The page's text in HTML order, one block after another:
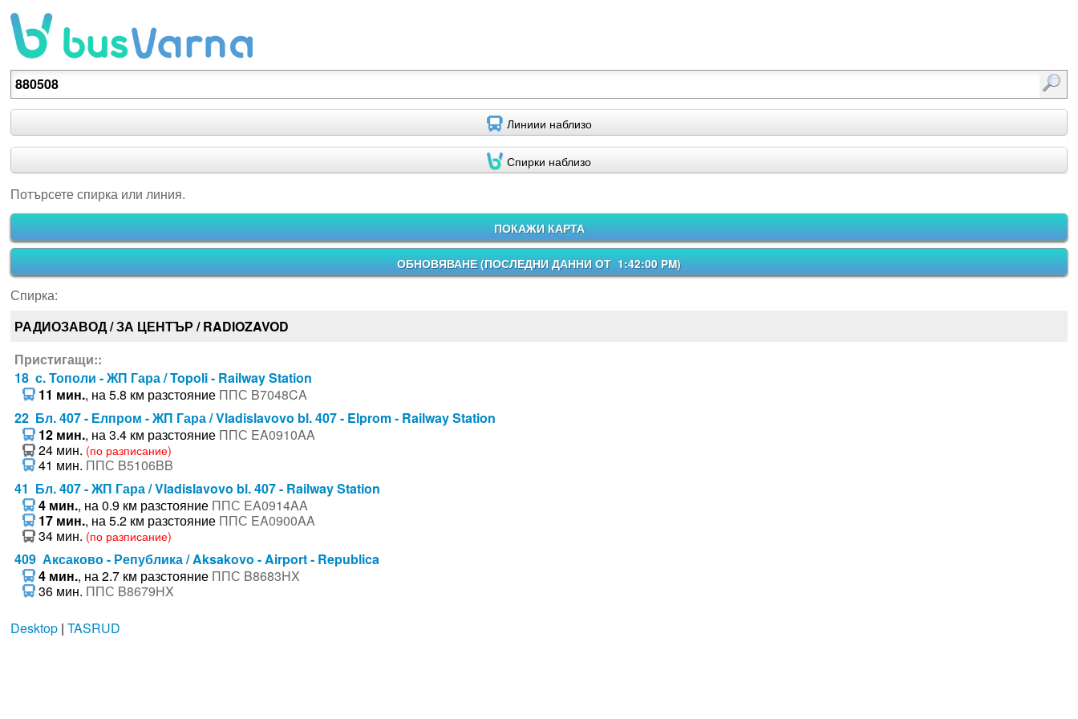
Потърсете спирка или линия.
Линиии наблизо
Спирки наблизо
Потърсете спирка или линия.
ПОКАЖИ КАРТА
ОБНОВЯВАНЕ (ПОСЛЕДНИ ДАННИ ОТ 1:42:00 PM)
Спирка:
РАДИОЗАВОД / ЗА ЦЕНТЪР / RADIOZAVOD
Пристигащи::
18 с. Тополи - ЖП Гара / Topoli - Railway Station
11 мин., на 5.8 км разстояние ППС B7048CA
22 Бл. 407 - Елпром - ЖП Гара / Vladislavovo bl. 407 - Elprom - Railway Station
12 мин., на 3.4 км разстояние ППС EA0910AA
24 мин. (по разписание)
41 мин. ППС B5106BB
41 Бл. 407 - ЖП Гара / Vladislavovo bl. 407 - Railway Station
4 мин., на 0.9 км разстояние ППС EA0914AA
17 мин., на 5.2 км разстояние ППС EA0900AA
34 мин. (по разписание)
409 Аксаково - Република / Aksakovo - Airport - Republica
4 мин., на 2.7 км разстояние ППС B8683HX
36 мин. ППС B8679HX
Desktop| TASRUD